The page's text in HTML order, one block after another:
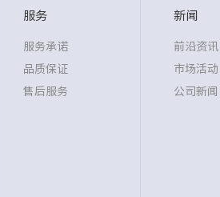
服务
服务承诺
品质保证
售后服务
新闻
前沿资讯
市场活动
公司新闻